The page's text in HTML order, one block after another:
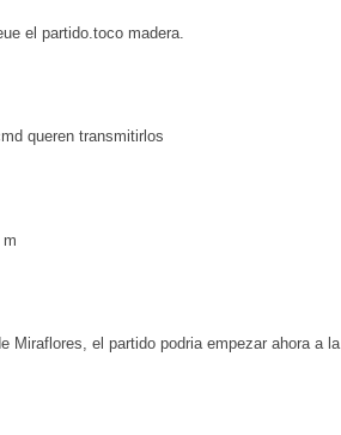
el partido.toco madera.
queren transmitirlos
m
Miraflores, el partido podria empezar ahora a la